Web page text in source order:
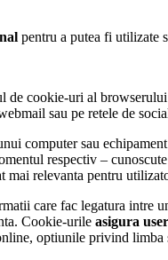
pentru a putea fi utilizate
de cookie-uri al
sau pe retele de
computer sau
respectiv –
mai relevanta pentru
care fac legatura intre
Cookie-urile asigura
optiunile privind limba